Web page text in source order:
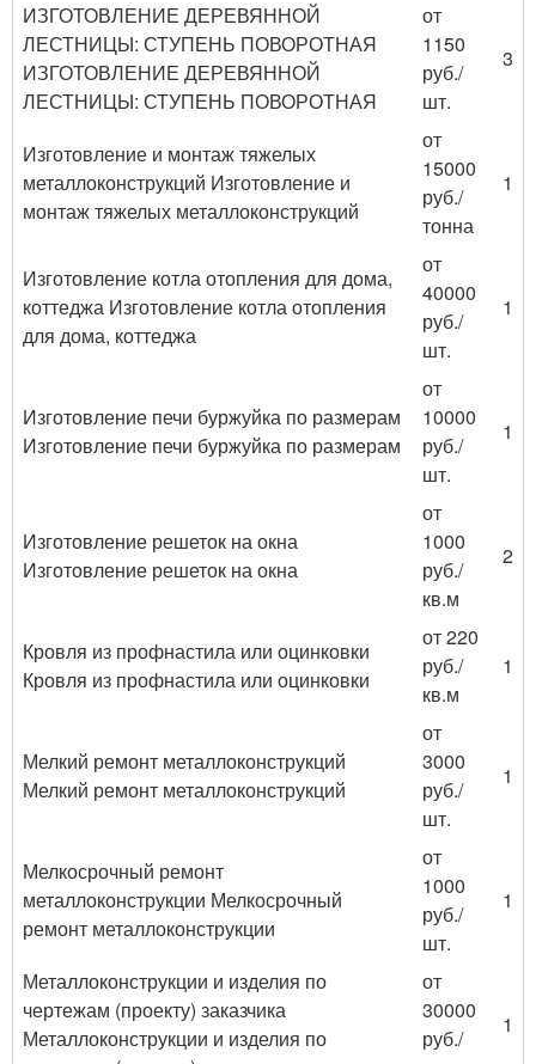
ИЗГОТОВЛЕНИЕ ДЕРЕВЯННОЙ
ЛЕСТНИЦЫ: СТУПЕНЬ ПОВОРОТНАЯ
ИЗГОТОВЛЕНИЕ ДЕРЕВЯННОЙ
ЛЕСТНИЦЫ: СТУПЕНЬ ПОВОРОТНАЯ
от
1150
руб./
шт.
3
Изготовление и монтаж тяжелых
металлоконструкций Изготовление и
монтаж тяжелых металлоконструкций
от
15000
руб./
тонна
1
Изготовление котла отопления для дома,
коттеджа Изготовление котла отопления
для дома, коттеджа
от
40000
руб./
шт.
1
Изготовление печи буржуйка по размерам
Изготовление печи буржуйка по размерам
от
10000
руб./
шт.
1
Изготовление решеток на окна
Изготовление решеток на окна
от
1000
руб./
кв.м
2
Кровля из профнастила или оцинковки
Кровля из профнастила или оцинковки
от 220
руб./
кв.м
1
Мелкий ремонт металлоконструкций
Мелкий ремонт металлоконструкций
от
3000
руб./
шт.
1
Мелкосрочный ремонт
металлоконструкции Мелкосрочный
ремонт металлоконструкции
от
1000
руб./
шт.
1
Металлоконструкции и изделия по
чертежам (проекту) заказчика
Металлоконструкции и изделия по
от
30000
руб./
1